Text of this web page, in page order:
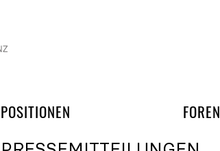
POSITIONEN FOREN